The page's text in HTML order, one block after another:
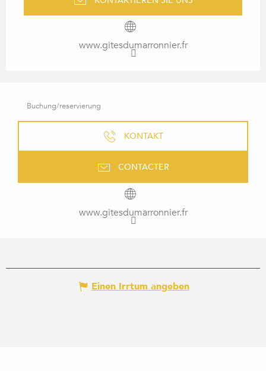
www.gitesdumarronnier.fr
Buchung/reservierung
KONTAKT
CONTACTER
www.gitesdumarronnier.fr
Einen Irrtum angeben